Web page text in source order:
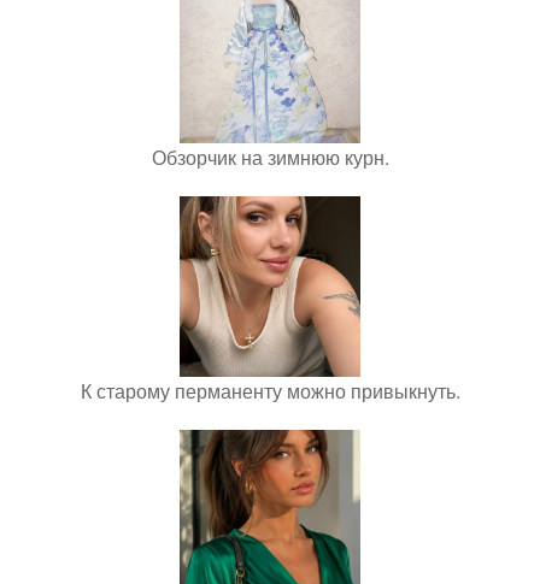
Обзорчик на зимнюю курн.
К старому перманенту можно привыкнуть.